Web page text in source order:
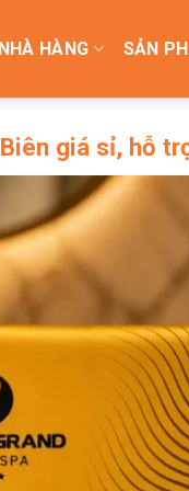
HÀNG SẢN
giá sỉ, hỗ